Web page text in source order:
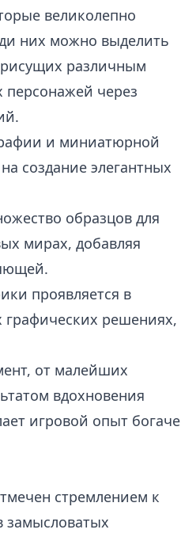
великолепно
них можно выделить
различным
персонажей через
и миниатюрной
создание элегантных
образцов для
мирах, добавляя
проявляется в
графических решениях,
от малейших
вдохновения
игровой опыт богаче
стремлением к
замысловатых